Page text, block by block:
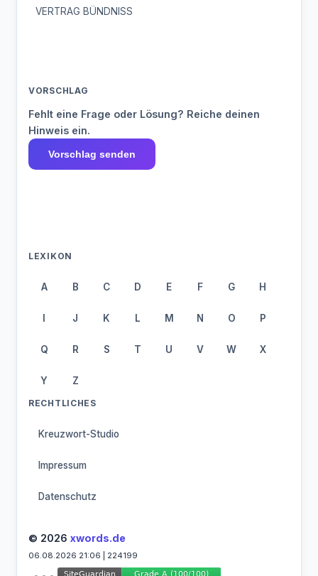
VERTRAG BÜNDNISS
VORSCHLAG
Fehlt eine Frage oder Lösung? Reiche deinen
Hinweis ein.
Vorschlag senden
LEXIKON
A B C D E F G H
I J K L M N O P
Q R S T U V W X
Y Z
RECHTLICHES
Kreuzwort-Studio
Impressum
Datenschutz
© 2026 xwords.de
06.08.2026 21:06 | 224199